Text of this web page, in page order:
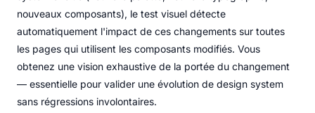
nouveaux composants), le test visuel détecte
automatiquement l'impact de ces changements sur toutes
les pages qui utilisent les composants modifiés. Vous
obtenez une vision exhaustive de la portée du changement
— essentielle pour valider une évolution de design system
sans régressions involontaires.